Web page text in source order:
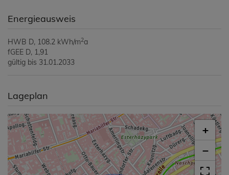
Energieausweis
HWB D, 108.2 kWh/m2a
fGEE D, 1,91
gültig bis 31.01.2033
Lageplan
+
−